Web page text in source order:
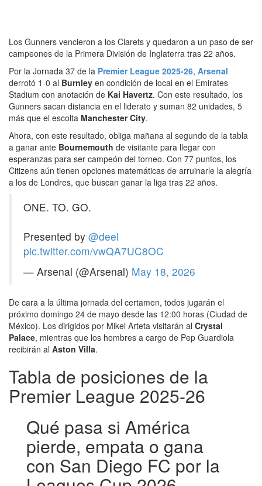
Los Gunners vencieron a los Clarets y quedaron a un paso de ser
campeones de la Primera División de Inglaterra tras 22 años.
Por la Jornada 37 de la Premier League 2025-26, Arsenal
derrotó 1-0 al Burnley en condición de local en el Emirates
Stadium con anotación de Kai Havertz. Con este resultado, los
Gunners sacan distancia en el liderato y suman 82 unidades, 5
más que el escolta Manchester City.
Ahora, con este resultado, obliga mañana al segundo de la tabla
a ganar ante Bournemouth de visitante para llegar con
esperanzas para ser campeón del torneo. Con 77 puntos, los
Citizens aún tienen opciones matemáticas de arruinarle la alegría
a los de Londres, que buscan ganar la liga tras 22 años.
ONE. TO. GO.
Presented by @deel
pic.twitter.com/vwQA7UC8OC
— Arsenal (@Arsenal) May 18, 2026
De cara a la última jornada del certamen, todos jugarán el
próximo domingo 24 de mayo desde las 12:00 horas (Ciudad de
México). Los dirigidos por Mikel Arteta visitarán al Crystal
Palace, mientras que los hombres a cargo de Pep Guardiola
recibirán al Aston Villa.
Tabla de posiciones de la
Premier League 2025-26
Qué pasa si América
pierde, empata o gana
con San Diego FC por la